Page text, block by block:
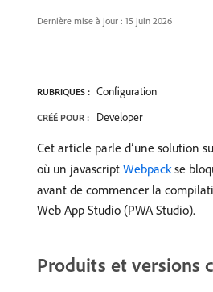
Dernière mise à jour : 15 juin 2026
RUBRIQUES : Configuration
CRÉÉ POUR : Developer
Cet article parle d’une solution
où un javascript Webpackse
avant de commencer la
Web App Studio (PWA Studio).
Produits et versions